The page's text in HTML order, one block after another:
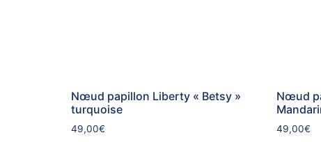
Nœud papillon Liberty « Betsy »
turquoise
49,00€
Nœud
49,00€